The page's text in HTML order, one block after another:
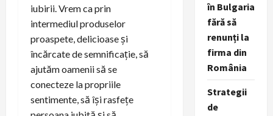
iubirii. Vrem ca prin
intermediul produselor
proaspete, delicioase și
încărcate de semnificație, să
ajutăm oamenii să se
conecteze la propriile
sentimente, să își rasfețe
în Bulgaria
fără să
renunți la
firma din
România
Strategii
de